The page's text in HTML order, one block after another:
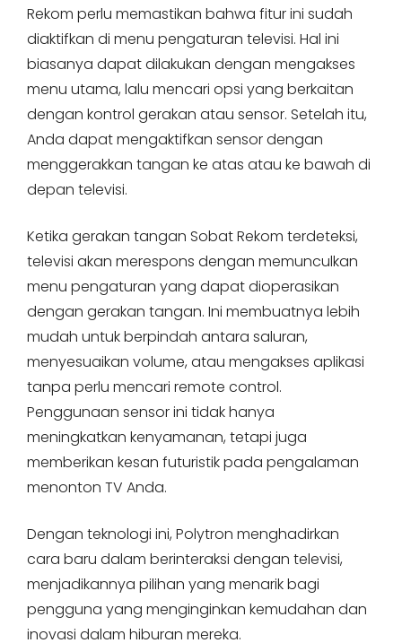
Rekom perlu memastikan bahwa fitur ini sudah
diaktifkan di menu pengaturan televisi. Hal ini
biasanya dapat dilakukan dengan mengakses
menu utama, lalu mencari opsi yang berkaitan
dengan kontrol gerakan atau sensor. Setelah itu,
Anda dapat mengaktifkan sensor dengan
menggerakkan tangan ke atas atau ke bawah di
depan televisi.
Ketika gerakan tangan Sobat Rekom terdeteksi,
televisi akan merespons dengan memunculkan
menu pengaturan yang dapat dioperasikan
dengan gerakan tangan. Ini membuatnya lebih
mudah untuk berpindah antara saluran,
menyesuaikan volume, atau mengakses aplikasi
tanpa perlu mencari remote control.
Penggunaan sensor ini tidak hanya
meningkatkan kenyamanan, tetapi juga
memberikan kesan futuristik pada pengalaman
menonton TV Anda.
Dengan teknologi ini, Polytron menghadirkan
cara baru dalam berinteraksi dengan televisi,
menjadikannya pilihan yang menarik bagi
pengguna yang menginginkan kemudahan dan
inovasi dalam hiburan mereka.